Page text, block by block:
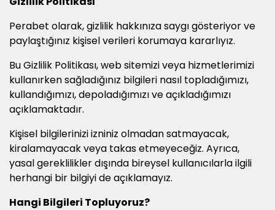
Perabet olarak, gizlilik hakkınıza saygı gösteriyor ve
paylaştığınız kişisel verileri korumaya kararlıyız.
Bu Gizlilik Politikası, web sitemizi veya hizmetlerimizi
kullanırken sağladığınız bilgileri nasıl topladığımızı,
kullandığımızı, depoladığımızı ve açıkladığımızı
açıklamaktadır.
Kişisel bilgilerinizi izniniz olmadan satmayacak,
kiralamayacak veya takas etmeyeceğiz. Ayrıca,
yasal gereklilikler dışında bireysel kullanıcılarla ilgili
herhangi bir bilgiyi de açıklamayız.
Hangi Bilgileri Topluyoruz?